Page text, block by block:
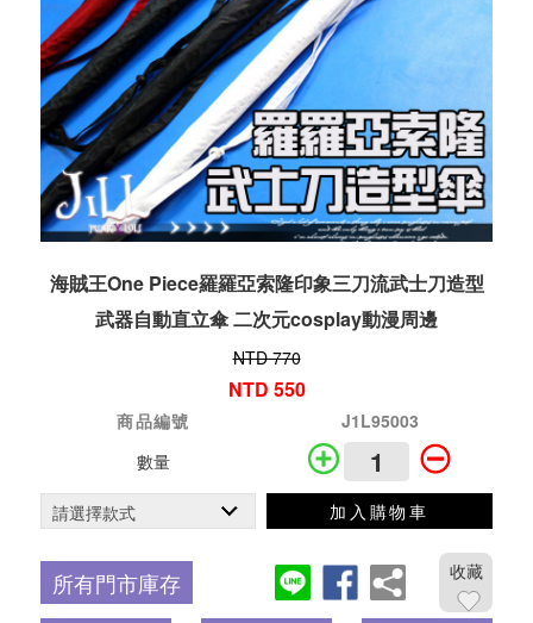
海賊王One Piece羅羅亞索隆印象三刀流武士刀造型
武器自動直立傘 二次元cosplay動漫周邊
NTD 770
NTD 550
商品編號
J1L95003
數量
加入購物車
所有門市庫存 收藏